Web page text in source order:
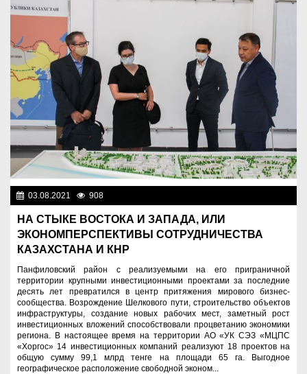
03.08.2021 908
НА СТЫКЕ ВОСТОКА И ЗАПАДА, ИЛИ
ЭКОНОМПЕРСПЕКТИВЫ СОТРУДНИЧЕСТВА
КАЗАХСТАНА И КНР
Панфиловский район с реализуемыми на его приграничной
территории крупными инвестиционными проектами за последние
десять лет превратился в центр притяжения мирового бизнес-
сообщества. Возрождение Шелкового пути, строительство объектов
инфраструктуры, создание новых рабочих мест, заметный рост
инвестиционных вложений способствовали процветанию экономики
региона. В настоящее время на территории АО «УК СЭЗ «МЦПС
«Хоргос» 14 инвестиционных компаний реализуют 18 проектов на
общую сумму 99,1 млрд тенге на площади 65 га. Выгодное
географическое расположение свободной эконом...